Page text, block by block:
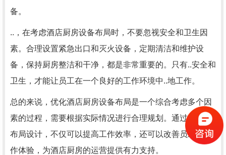
备。
..，在考虑酒店厨房设备布局时，不要忽视安全和卫生因
素。合理设置紧急出口和灭火设备，定期清洁和维护设
备，保持厨房整洁和干净，都是非常重要的。只有..安全和
卫生，才能让员工在一个良好的工作环境中..地工作。
总的来说，优化酒店厨房设备布局是一个综合考虑多个因
素的过程，需要根据实际情况进行合理规划。通过合理的
布局设计，不仅可以提高工作效率，还可以改善员工的工
作体验，为酒店厨房的运营提供有力支持。